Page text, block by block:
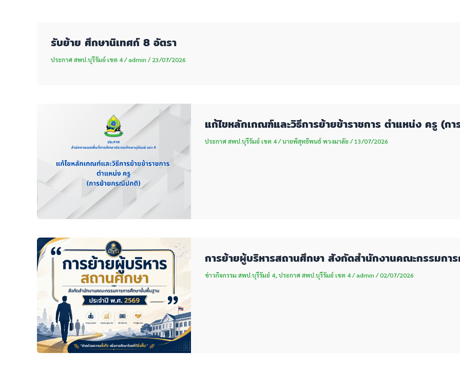
รับย้าย ศึกษานิเทศก์ 8 อัตรา
ประกาศ สพป.บุรีรัมย์ เขต 4/admin /23/07/2026
แก้ไขหลักเกณฑ์และวิธีการย้ายข้าราชการ ตำแหน่ง ครู (ก
ประกาศ สพป.บุรีรัมย์ เขต 4/นายพิสุทธิพนธ์ พวงมาลัย /13/07/2026
การย้ายผู้บริหารสถานศึกษา สังกัดสำนักงานคณะกรรมกา
ข่าวกิจกรรม สพป.บุรีรัมย์ 4, ประกาศ สพป.บุรีรัมย์ เขต 4/admin /02/07/2026